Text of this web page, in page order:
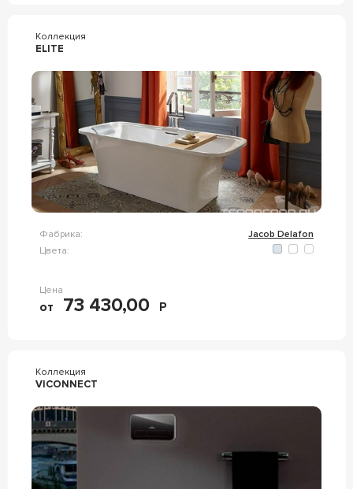
Коллекция
ELITE
Фабрика:
Jacob Delafon
Цвета:
Цена
от 73 430,00 Р
Коллекция
VICONNECT